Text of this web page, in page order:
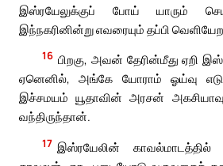
இஸ்ரயேலுக்குப் போய் யாரும்
இந்நகரினின்று எவரையும் தப்பி
16 பிறகு, அவன் தேரின்மீது ஏறி
ஏனெனில், அங்கே யோராம் ஓய்வு
இச்சமயம் யூதாவின் அரசன்
வந்திருந்தான்.
17 இஸ்ரயேலின் காவல்மாடத்தில்